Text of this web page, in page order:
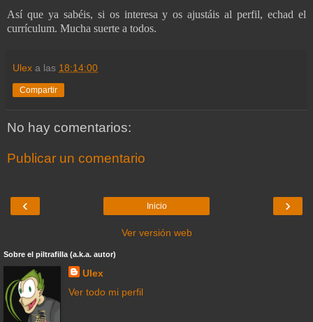
Así que ya sabéis, si os interesa y os ajustáis al perfil, echad el
currículum. Mucha suerte a todos.
Ulex a las 18:14:00
Compartir
No hay comentarios:
Publicar un comentario
‹ ›
Inicio
Ver versión web
Sobre el piltrafilla (a.k.a. autor)
Ulex
Ver todo mi perfil